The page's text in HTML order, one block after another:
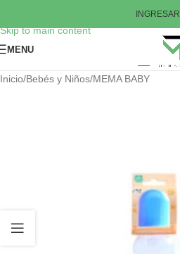
Skip to main content
INGRESAR
MENU
Inicio/Bebés y Niños/MEMA BABY